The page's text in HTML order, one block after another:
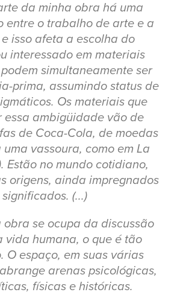
da minha obra há uma
entre o trabalho de arte e a
isso afeta a escolha do
interessado em materiais
simultaneamente ser
prima, assumindo status de
Os materiais que
essa ambigüidade vão de
de Coca-Cola, de moedas
vassoura, como em La
Estão no mundo cotidiano,
origens, ainda impregnados
(...)
se ocupa da discussão
vida humana, o que é tão
O espaço, em suas várias
arenas psicológicas,
físicas e históricas.